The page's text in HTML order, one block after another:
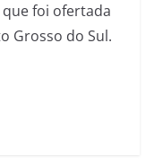
foi ofertada
Grosso do Sul.